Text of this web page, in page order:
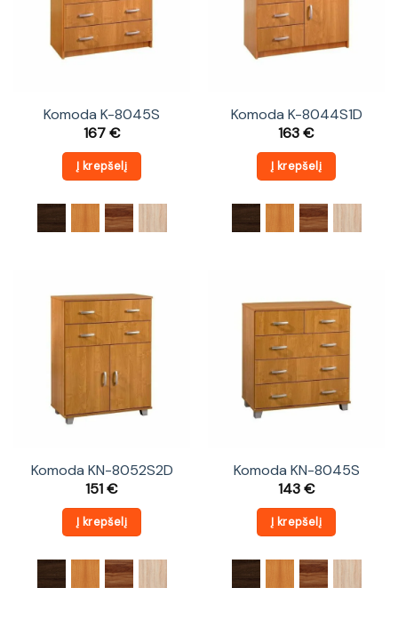
Komoda K-8045S
167€
Į krepšelį
Komoda K-8044S1D
163€
Į krepšelį
Komoda KN-8052S2D
151€
Į krepšelį
Komoda KN-8045S
143€
Į krepšelį